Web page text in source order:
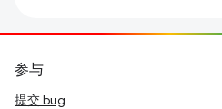
参与
提交 bug